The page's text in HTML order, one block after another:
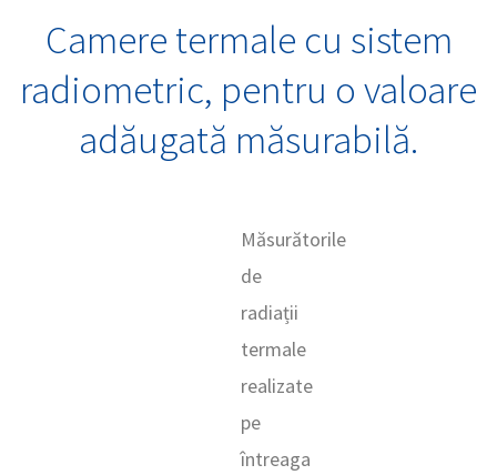
Camere termale cu sistem
radiometric, pentru o valoare
adăugată măsurabilă.
Măsurătorile
de
radiații
termale
realizate
pe
întreaga